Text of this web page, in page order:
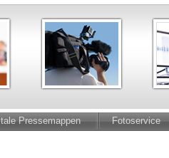
Pressemappen Fotoservice